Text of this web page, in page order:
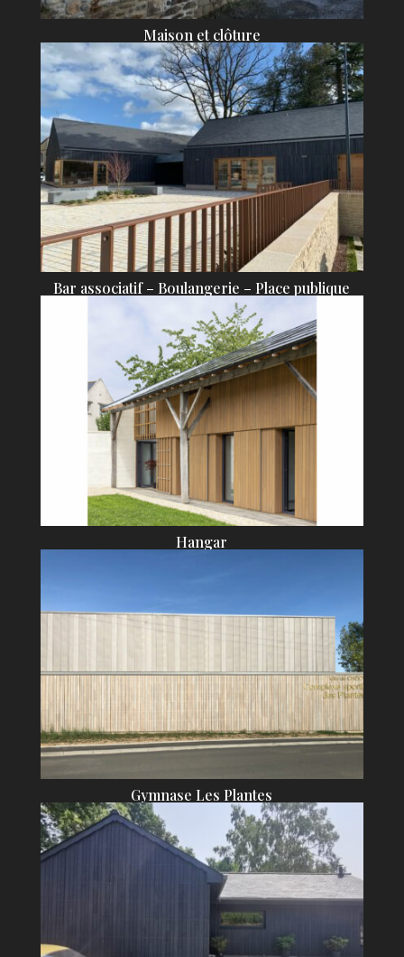
Maison et clôture
Bar associatif – Boulangerie – Place publique
Hangar
Gymnase Les Plantes